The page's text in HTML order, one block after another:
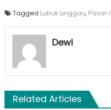
Tagged Lubuk Linggau, Pasar
Dewi
Related Articles